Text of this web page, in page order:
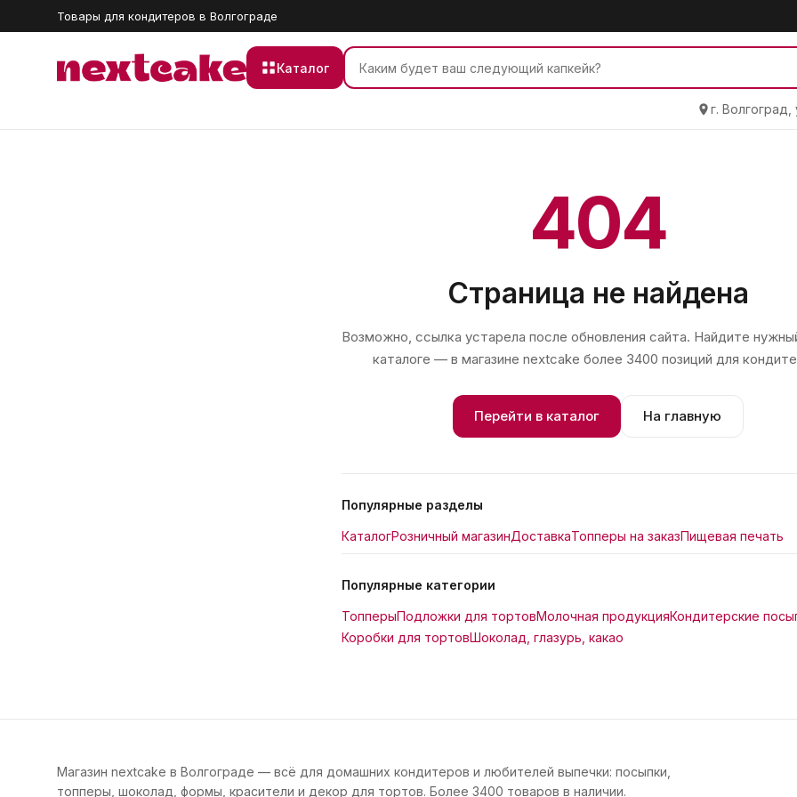
Товары для кондитеров в Волгограде
Каталог
г.
404
Страница не найдена
Возможно, ссылка устарела после обновления сайта. Найдите
каталоге — в магазине nextcake более 3400 позиций для
Перейти в каталог На главную
Популярные разделы
КаталогРозничный магазинДоставкаТопперы на заказПищевая печать
Популярные категории
ТопперыПодложки для тортовМолочная продукцияКондитерские
Коробки для тортовШоколад, глазурь, какао
Магазин nextcake в Волгограде — всё для домашних кондитеров и любителей выпечки: посыпки,
топперы, шоколад, формы, красители и декор для тортов. Более 3400 товаров в наличии.